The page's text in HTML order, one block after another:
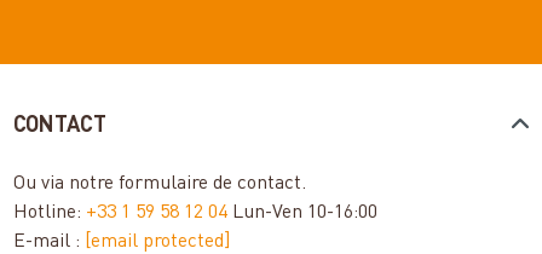
CONTACT
Ou via notreformulaire de contact.
Hotline: +33 1 59 58 12 04 Lun-Ven 10-16:00
E-mail : [email protected]